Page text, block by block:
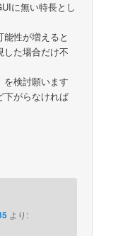
に無い特長とし
性が増えると
した場合だけ不
を検討願います
下がらなければ
より: